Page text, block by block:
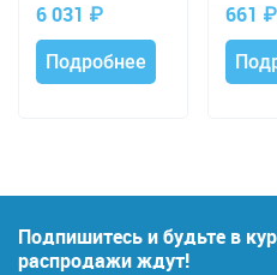
Нет отзывов. Оставьте
первым!
6 031 ₽
Подробнее
661 ₽
Подпишитесь и будьте в
распродажи ждут!